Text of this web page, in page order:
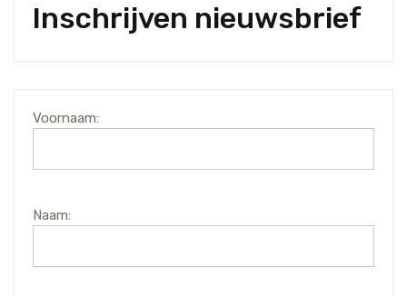
Inschrijven nieuwsbrief
Voornaam:
Naam: